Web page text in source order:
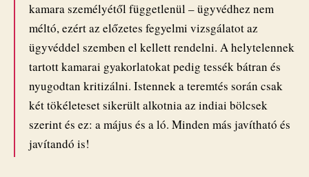
kamara személyétől függetlenül – ügyvédhez nem
méltó, ezért az előzetes fegyelmi vizsgálatot az
ügyvéddel szemben el kellett rendelni. A helytelennek
tartott kamarai gyakorlatokat pedig tessék bátran és
nyugodtan kritizálni. Istennek a teremtés során csak
két tökéleteset sikerült alkotnia az indiai bölcsek
szerint és ez: a május és a ló. Minden más javítható és
javítandó is!